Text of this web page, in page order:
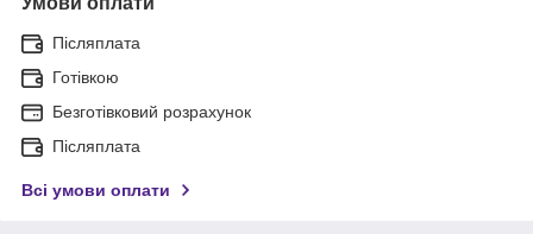
Післяплата
Готівкою
Безготівковий розрахунок
Післяплата
Всі умови оплати